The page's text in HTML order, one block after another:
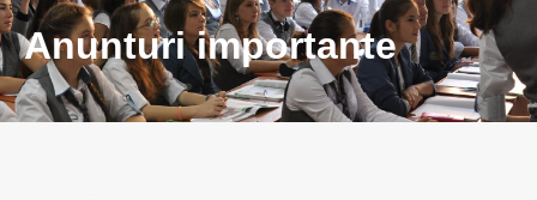
Anunturi importante